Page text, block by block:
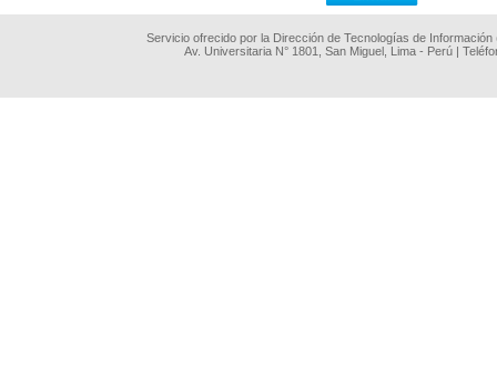
Servicio ofrecido por la Dirección de Tecnologías de
Av. Universitaria N° 1801, San Miguel, Lima - Perú |